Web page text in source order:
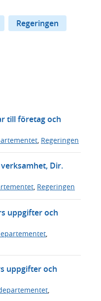
Regeringen
till företag och
Regeringen
Dir.
, Regeringen
uppgifter och
,
uppgifter och